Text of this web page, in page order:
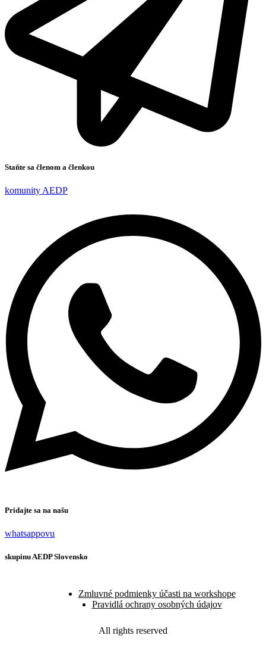
Staňte sa členom a členkou
komunity AEDP
Pridajte sa na našu
whatsappovu
skupinu AEDP Slovensko
Zmluvné podmienky účasti na workshope
Pravidlá ochrany osobných údajov
All rights reserved